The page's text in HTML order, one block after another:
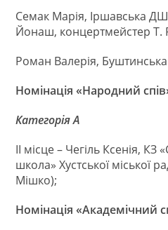
Семак Марія, Іршавська
Йонаш, концертмейстер Т.
Роман Валерія,
Номінація «Народний
Категорія А
ІІ місце – Чегіль Ксенія,
школа» Хустської міської
Мішко);
Номінація «Академічний